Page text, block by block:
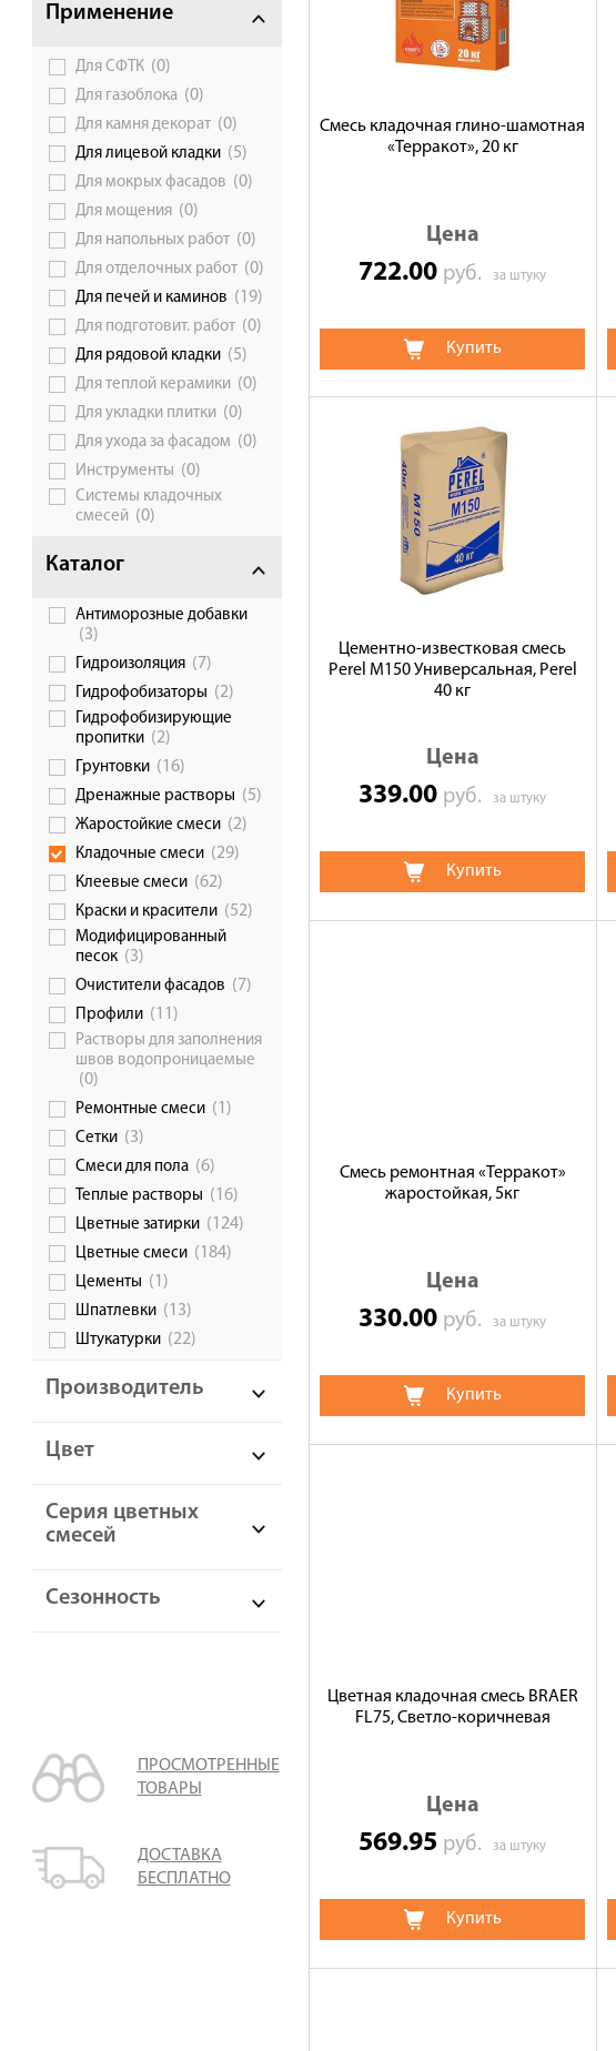
Галерея объектов
Контакты
Применение
Для СФТК (0)
Для газоблока (0)
Для камня декорат (0)
Для лицевой кладки (5)
Для мокрых фасадов (0)
Для мощения (0)
Для напольных работ (0)
Для отделочных работ (0)
Для печей и каминов (19)
Для подготовит. работ (0)
Для рядовой кладки (5)
Для теплой керамики (0)
Для укладки плитки (0)
Для ухода за фасадом (0)
Инструменты (0)
Системы кладочных
смесей (0)
Каталог
Антиморозные добавки
(3)
Гидроизоляция (7)
Гидрофобизаторы (2)
Гидрофобизирующие
пропитки (2)
Грунтовки (16)
Дренажные растворы (5)
Жаростойкие смеси (2)
Кладочные смеси (29)
Клеевые смеси (62)
Краски и красители (52)
Модифицированный
песок (3)
Очистители фасадов (7)
Профили (11)
Растворы для заполнения
швов водопроницаемые
(0)
Ремонтные смеси (1)
Сетки (3)
Смеси для пола (6)
Теплые растворы (16)
Цветные затирки (124)
Цветные смеси (184)
Цементы (1)
Шпатлевки (13)
Штукатурки (22)
Производитель
Цвет
Серия цветных
смесей
Сезонность
ПРОСМОТРЕННЫЕ
ТОВАРЫ
ДОСТАВКА
БЕСПЛАТНО
Смесь кладочная глино-шамотная
«Терракот», 20 кг
Цена
722.00 руб.за штуку
Купить
Цементно-известковая смесь
Perel М150 Универсальная, Perel
40 кг
Цена
339.00 руб.за штуку
Купить
Смесь ремонтная «Терракот»
жаростойкая, 5кг
Цена
330.00 руб.за штуку
Купить
Цветная кладочная смесь BRAER
FL75, Светло-коричневая
Цена
569.95 руб.за штуку
Купить